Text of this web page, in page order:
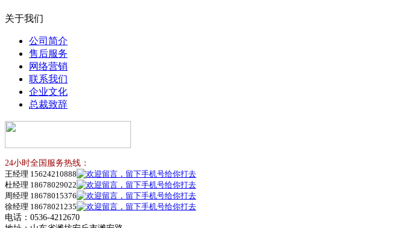
关于我们
公司简介
售后服务
网络营销
联系我们
企业文化
总裁致辞
24小时全国服务热线：
王经理 15624210888
杜经理 18678029022
周经理 18678015376
徐经理 18678021235
电话：0536-4212670